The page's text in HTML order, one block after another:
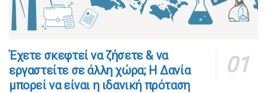
​​Έχετε σκεφτεί να ζήσετε & να
εργαστείτε σε άλλη χώρα; Η Δανία
μπορεί να είναι η ιδανική πρόταση